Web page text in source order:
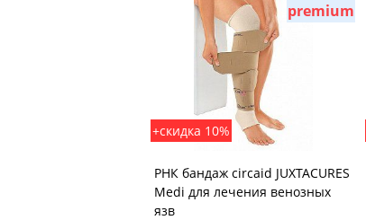
premium
+скидка 10%
РНК бандаж circaid JUXTACURES
Medi для лечения венозных
язв